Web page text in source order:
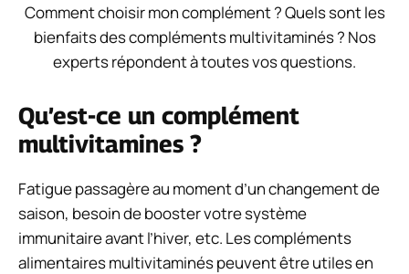
Comment choisir mon complément ? Quels sont les
bienfaits des compléments multivitaminés ? Nos
experts répondent à toutes vos questions.
Qu’est-ce un complément
multivitamines ?
Fatigue passagère au moment d’un changement de
saison, besoin de booster votre système
immunitaire avant l’hiver, etc. Les compléments
alimentaires multivitaminés peuvent être utiles en